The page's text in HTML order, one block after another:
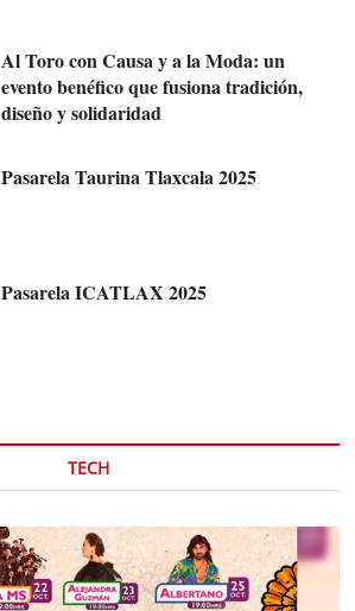
Al Toro con Causa y a la Moda: un
evento benéfico que fusiona tradición,
diseño y solidaridad
Pasarela Taurina Tlaxcala 2025
Pasarela ICATLAX 2025
TECH